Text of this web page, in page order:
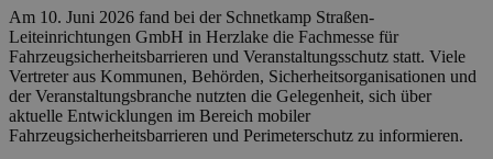
Am 10. Juni 2026 fand bei der Schnetkamp Straßen-
Leiteinrichtungen GmbH in Herzlake die Fachmesse für
Fahrzeugsicherheitsbarrieren und Veranstaltungsschutz statt. Viele
Vertreter aus Kommunen, Behörden, Sicherheitsorganisationen und
der Veranstaltungsbranche nutzten die Gelegenheit, sich über
aktuelle Entwicklungen im Bereich mobiler
Fahrzeugsicherheitsbarrieren und Perimeterschutz zu informieren.